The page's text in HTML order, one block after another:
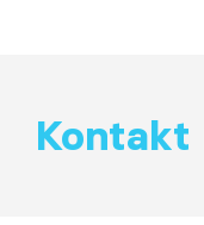
Kontakt